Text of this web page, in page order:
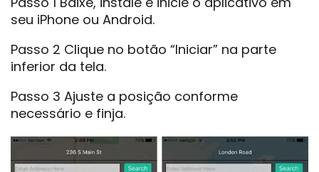
seu iPhone ou Android.
Passo 2 Clique no botão “Iniciar” na parte
inferior da tela.
Passo 3 Ajuste a posição conforme
necessário e finja.